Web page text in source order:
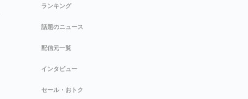
ランキング
話題のニュース
配信元一覧
インタビュー
セール・おトク